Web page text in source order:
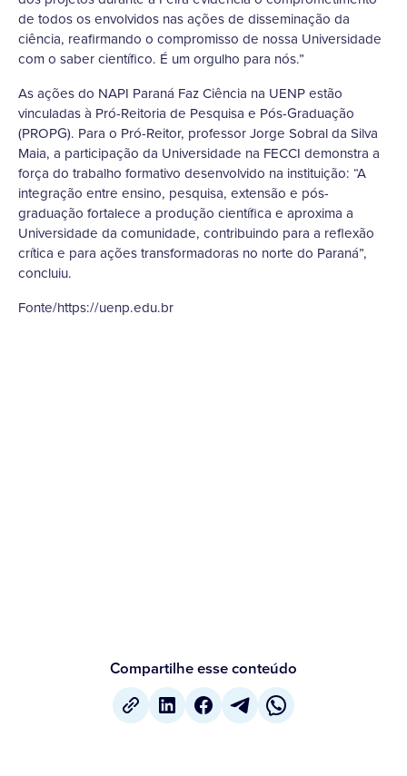
de todos os envolvidos nas ações de disseminação da
ciência, reafirmando o compromisso de nossa Universidade
com o saber científico. É um orgulho para nós.”
As ações do NAPI Paraná Faz Ciência na UENP estão
vinculadas à Pró-Reitoria de Pesquisa e Pós-Graduação
(PROPG). Para o Pró-Reitor, professor Jorge Sobral da Silva
Maia, a participação da Universidade na FECCI demonstra a
força do trabalho formativo desenvolvido na instituição: “A
integração entre ensino, pesquisa, extensão e pós-
graduação fortalece a produção científica e aproxima a
Universidade da comunidade, contribuindo para a reflexão
crítica e para ações transformadoras no norte do Paraná”,
concluiu.
Fonte/https://uenp.edu.br
Compartilhe esse conteúdo